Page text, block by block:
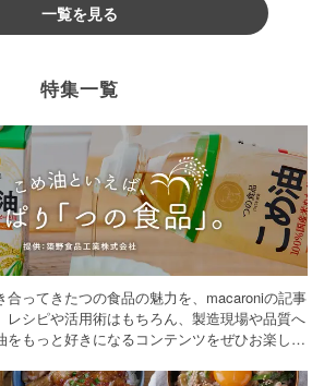
一覧を見る
特集一覧
合ってきたつの食品の魅力を、macaroniの記事
レシピや活用術はもちろん、製造現場や品質へ
をもっと好きになるコンテンツをぜひお楽しみ